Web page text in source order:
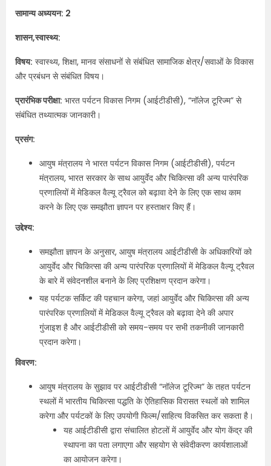
सामान्य अध्ययन: 2
शासन,स्वास्थ्य:
विषय: स्वास्थ्य, शिक्षा, मानव संसाधनों से संबंधित सामाजिक क्षेत्र/सवाओं के विकास
और प्रबंधन से संबंधित विषय।
प्रारंभिक परीक्षा: भारत पर्यटन विकास निगम (आईटीडीसी), “नॉलेज टूरिज्म” से
संबंधित तथ्यात्मक जानकारी।
प्रसंग:
आयुष मंत्रालय ने भारत पर्यटन विकास निगम (आईटीडीसी), पर्यटन
मंत्रालय, भारत सरकार के साथ आयुर्वेद और चिकित्सा की अन्य पारंपरिक
प्रणालियों में मेडिकल वैल्यू ट्रैवल को बढ़ावा देने के लिए एक साथ काम
करने के लिए एक समझौता ज्ञापन पर हस्ताक्षर किए हैं।
उद्देश्य:
समझौता ज्ञापन के अनुसार, आयुष मंत्रालय आईटीडीसी के अधिकारियों को
आयुर्वेद और चिकित्सा की अन्य पारंपरिक प्रणालियों में मेडिकल वैल्यू ट्रैवल
के बारे में संवेदनशील बनाने के लिए प्रशिक्षण प्रदान करेगा।
यह पर्यटक सर्किट की पहचान करेगा, जहां आयुर्वेद और चिकित्सा की अन्य
पारंपरिक प्रणालियों में मेडिकल वैल्यू ट्रैवल को बढ़ावा देने की अपार
गुंजाइश है और आईटीडीसी को समय-समय पर सभी तकनीकी जानकारी
प्रदान करेगा।
विवरण:
आयुष मंत्रालय के सुझाव पर आईटीडीसी “नॉलेज टूरिज्म” के तहत पर्यटन
स्थलों में भारतीय चिकित्सा पद्धति के ऐतिहासिक विरासत स्थलों को शामिल
करेगा और पर्यटकों के लिए उपयोगी फिल्म/साहित्य विकसित कर सकता है।
यह आईटीडीसी द्वारा संचालित होटलों में आयुर्वेद और योग केंद्र की
स्थापना का पता लगाएगा और सहयोग से संवेदीकरण कार्यशालाओं
का आयोजन करेगा।